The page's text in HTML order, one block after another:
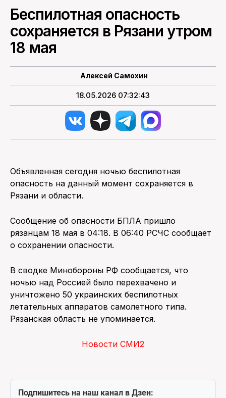
Беспилотная опасность
сохраняется в Рязани утром
18 мая
Алексей Самохин
18.05.2026 07:32:43
Объявленная сегодня ночью беспилотная
опасность на данный момент сохраняется в
Рязани и области.
Сообщение об опасности БПЛА пришло
рязанцам 18 мая в 04:18. В 06:40 РСЧС сообщает
о сохранении опасности.
В сводке Минобороны РФ сообщается, что
ночью над Россией было перехвачено и
уничтожено 50 украинских беспилотных
летательных аппаратов самолетного типа.
Рязанская область не упоминается.
Новости СМИ2
Подпишитесь на наш канал в Дзен: